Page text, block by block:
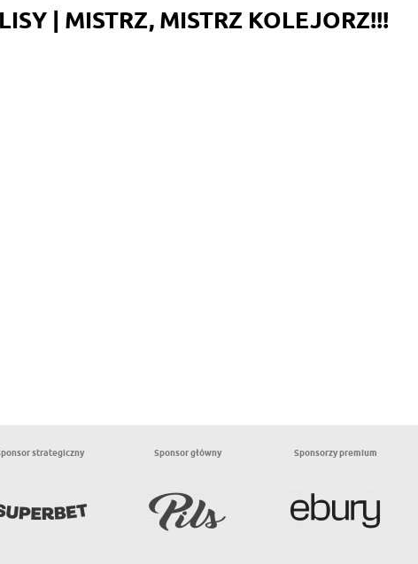
| MISTRZ, MISTRZ KOLEJORZ!!!
strategiczny Sponsor główny Sponsorzy premium